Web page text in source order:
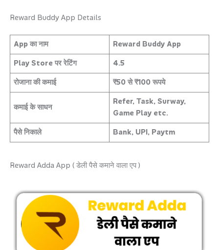
Reward Buddy App Details
App का नाम Reward Buddy App
Play Store पर रेटिंग 4.5
रोजाना की कमाई ₹50 से ₹100 रूपये
कमाई के साधन
Refer, Task, Surway,
Game Play etc.
पैसे निकाले Bank, UPI, Paytm
Reward Adda App ( डेली पैसे कमाने वाला एप )